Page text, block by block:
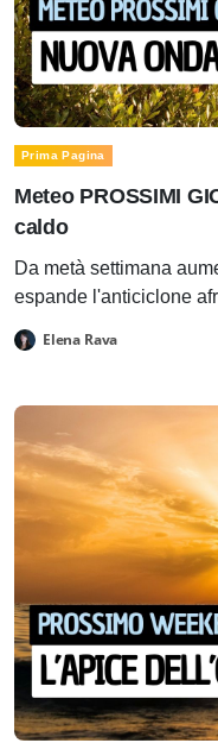
Prima Pagina
Meteo PROSSIMI
caldo
Da metà settimana
espande l'anticiclone
Elena Rava